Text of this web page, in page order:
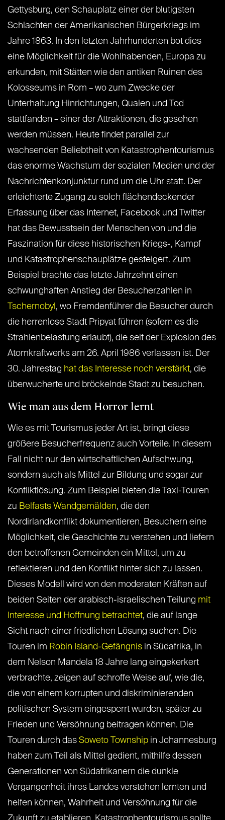
Gettysburg, den Schauplatz einer der blutigsten
Schlachten der Amerikanischen Bürgerkriegs im
Jahre 1863. In den letzten Jahrhunderten bot dies
eine Möglichkeit für die Wohlhabenden, Europa zu
erkunden, mit Stätten wie den antiken Ruinen des
Kolosseums in Rom – wo zum Zwecke der
Unterhaltung Hinrichtungen, Qualen und Tod
stattfanden – einer der Attraktionen, die gesehen
werden müssen. Heute findet parallel zur
wachsenden Beliebtheit von Katastrophentourismus
das enorme Wachstum der sozialen Medien und der
Nachrichtenkonjunktur rund um die Uhr statt. Der
erleichterte Zugang zu solch flächendeckender
Erfassung über das Internet, Facebook und Twitter
hat das Bewusstsein der Menschen von und die
Faszination für diese historischen Kriegs-, Kampf
und Katastrophenschauplätze gesteigert. Zum
Beispiel brachte das letzte Jahrzehnt einen
schwunghaften Anstieg der Besucherzahlen in
Tschernobyl , wo Fremdenführer die Besucher durch
die herrenlose Stadt Pripyat führen (sofern es die
Strahlenbelastung erlaubt), die seit der Explosion des
Atomkraftwerks am 26. April 1986 verlassen ist. Der
30. Jahrestag hat das Interesse noch verstärkt, die
überwucherte und bröckelnde Stadt zu besuchen.
Wie man aus dem Horror lernt
Wie es mit Tourismus jeder Art ist, bringt diese
größere Besucherfrequenz auch Vorteile. In diesem
Fall nicht nur den wirtschaftlichen Aufschwung,
sondern auch als Mittel zur Bildung und sogar zur
Konfliktlösung. Zum Beispiel bieten die Taxi-Touren
zu Belfasts Wandgemälden, die den
Nordirlandkonflikt dokumentieren, Besuchern eine
Möglichkeit, die Geschichte zu verstehen und liefern
den betroffenen Gemeinden ein Mittel, um zu
reflektieren und den Konflikt hinter sich zu lassen.
Dieses Modell wird von den moderaten Kräften auf
beiden Seiten der arabisch-israelischen Teilung mit
Interesse und Hoffnung betrachtet, die auf lange
Sicht nach einer friedlichen Lösung suchen. Die
Touren im Robin Island-Gefängnis in Südafrika, in
dem Nelson Mandela 18 Jahre lang eingekerkert
verbrachte, zeigen auf schroffe Weise auf, wie die,
die von einem korrupten und diskriminierenden
politischen System eingesperrt wurden, später zu
Frieden und Versöhnung beitragen können. Die
Touren durch das Soweto Township in Johannesburg
haben zum Teil als Mittel gedient, mithilfe dessen
Generationen von Südafrikanern die dunkle
Vergangenheit ihres Landes verstehen lernten und
helfen können, Wahrheit und Versöhnung für die